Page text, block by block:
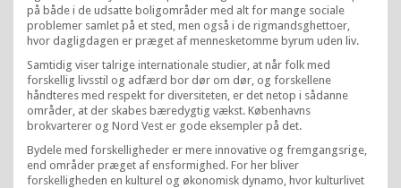
på både i de udsatte boligområder med alt for mange sociale
problemer samlet på et sted, men også i de rigmandsghettoer,
hvor dagligdagen er præget af mennesketomme byrum uden liv.
Samtidig viser talrige internationale studier, at når folk med
forskellig livsstil og adfærd bor dør om dør, og forskellene
håndteres med respekt for diversiteten, er det netop i sådanne
områder, at der skabes bæredygtig vækst. Københavns
brokvarterer og Nord Vest er gode eksempler på det.
Bydele med forskelligheder er mere innovative og fremgangsrige,
end områder præget af ensformighed. For her bliver
forskelligheden en kulturel og økonomisk dynamo, hvor kulturlivet